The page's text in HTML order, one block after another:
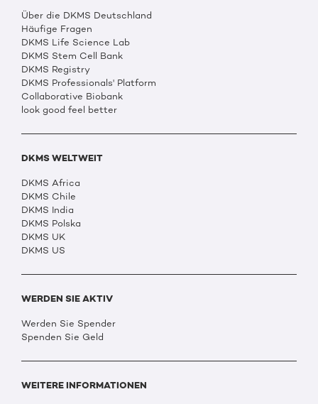
Über die DKMS Deutschland
Häufige Fragen
DKMS Life Science Lab
DKMS Stem Cell Bank
DKMS Registry
DKMS Professionals' Platform
Collaborative Biobank
look good feel better
DKMS WELTWEIT
DKMS Africa
DKMS Chile
DKMS India
DKMS Polska
DKMS UK
DKMS US
WERDEN SIE AKTIV
Werden Sie Spender
Spenden Sie Geld
WEITERE INFORMATIONEN